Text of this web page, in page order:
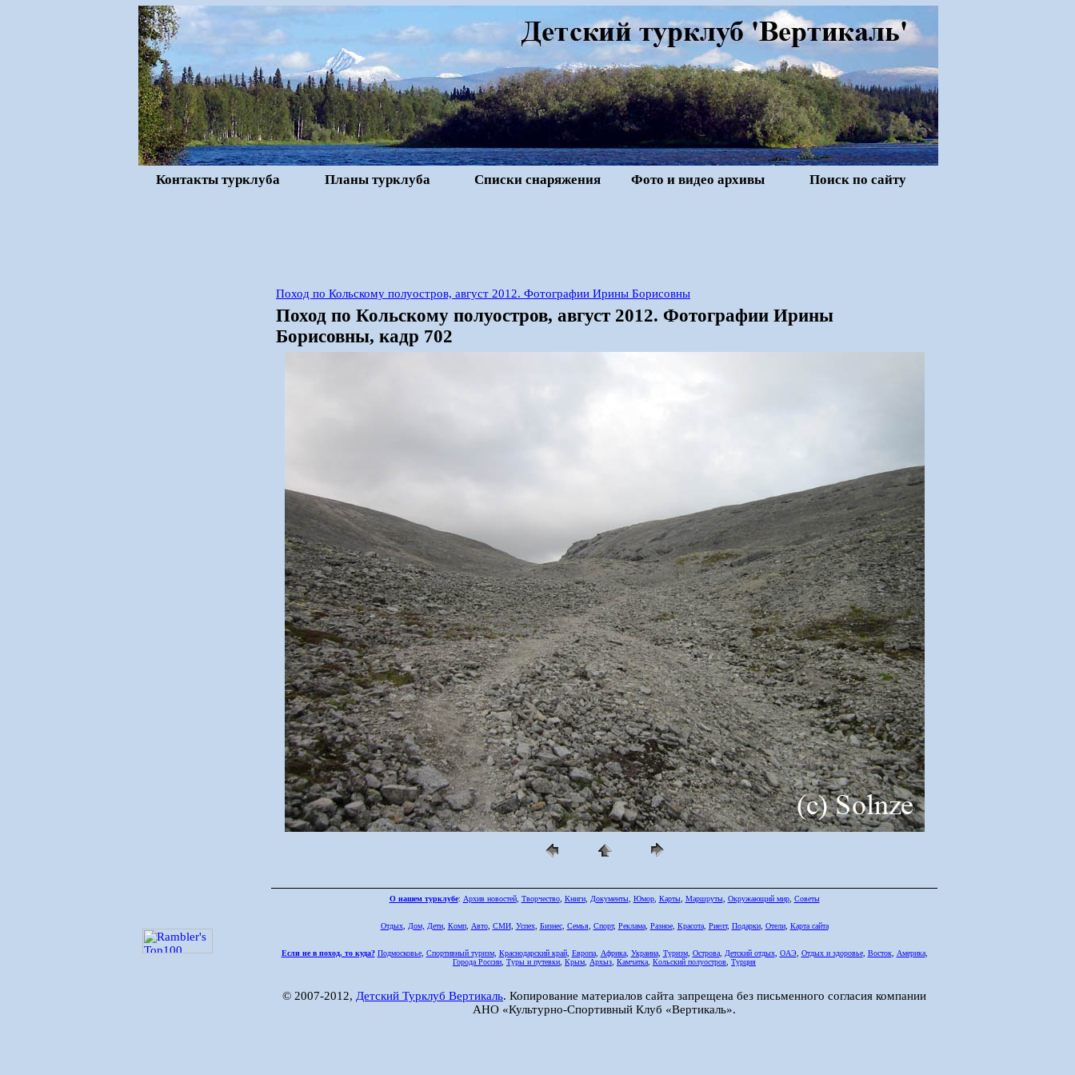
Контакты турклуба Планы турклуба Списки снаряжения Фото и видео архивы Поиск по сайту
Поход по Кольскому полуостров, август 2012. Фотографии Ирины Борисовны
Поход по Кольскому полуостров, август 2012. Фотографии Ирины
Борисовны, кадр 702
О нашем турклубе: Архив новостей, Творчество, Книги, Документы, Юмор, Карты, Маршруты, Окружающий мир, Советы
Отдых, Дом, Дети, Комп, Авто, СМИ, Успех, Бизнес, Семья, Спорт, Реклама, Разное, Красота, Риелт, Подарки, Отели, Карта сайта
Если не в поход, то куда? Подмосковье, Спортивный туризм, Краснодарский край, Европа, Африка, Украина, Туризм, Острова, Детский отдых, ОАЭ, Отдых и здоровье, Восток, Америка,
Города России Туры и путевки Крым Архыз Камчатка Кольский полуостров Турция
© 2007-2012, Детский Турклуб Вертикаль. Копирование материалов сайта запрещена без письменного согласия компании
АНО «Культурно-Спортивный Клуб «Вертикаль».